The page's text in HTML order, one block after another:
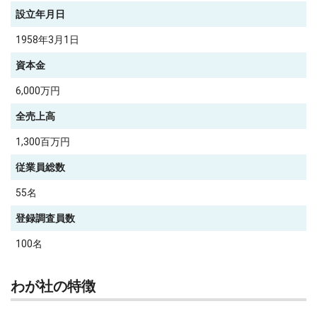
設立年月日
1958年3月1日
資本金
6,000万円
全売上高
1,300百万円
従業員総数
55名
登録調査員数
100名
わが社の特徴